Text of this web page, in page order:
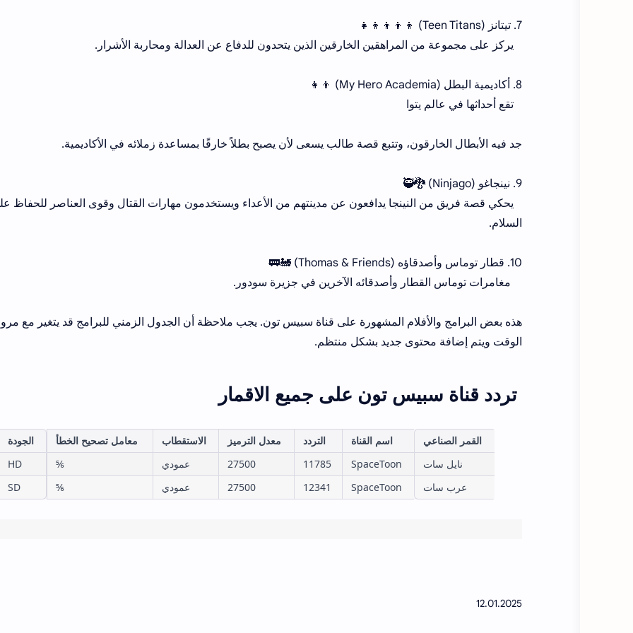
7. تيتانز (Teen Titans) 👦👦👦👦👧
يركز على مجموعة من المراهقين الخارقين الذين يتحدون للدفاع عن العدالة ومحاربة الأشرار.
8. أكاديمية البطل (My Hero Academia) 👦👧
تقع أحداثها في عالم يتوا
جد فيه الأبطال الخارقون، وتتبع قصة طالب يسعى لأن يصبح بطلاً خارقًا بمساعدة زملائه في الأكاديمية.
9. نينجاغو (Ninjago) 🐉🥷
يحكي قصة فريق من النينجا يدافعون عن مدينتهم من الأعداء ويستخدمون مهارات القتال وقوى العناصر للحفاظ
السلام.
10. قطار توماس وأصدقاؤه (Thomas & Friends) 🚂🚃
مغامرات توماس القطار وأصدقائه الآخرين في جزيرة سودور.
هذه بعض البرامج والأفلام المشهورة على قناة سبيس تون. يجب ملاحظة أن الجدول الزمني للبرامج قد يتغير مع
الوقت ويتم إضافة محتوى جديد بشكل منتظم.
تردد قناة سبيس تون على جميع الاقمار
القمر الصناعي اسم القناة التردد معدل الترميز الاستقطاب معامل تصحيح الخطأ
الجودة
نايل سات
SpaceToon
11785
27500 عمودي ⅚
HD
عرب سات
SpaceToon
12341
27500 عمودي ⅚
SD